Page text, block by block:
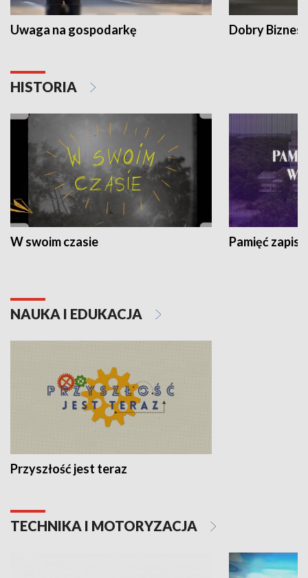
Uwaga na gospodarkę Dobry Biznes
HISTORIA
W swoim czasie Pamięć
NAUKA I EDUKACJA
Przyszłość jest teraz
TECHNIKA I MOTORYZACJA